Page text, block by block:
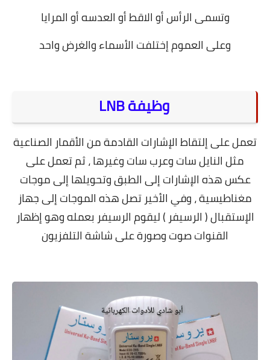
وتسمى الرأس أو الاقط أو العدسه أو المرايا
وعلى العموم إختلفت الأسماء والغرض واحد
وظيفة LNB
تعمل على إلتقاط الإشارات القادمة من الأقمار الصناعية
مثل النايل سات وعرب سات وغيرها ، ثم تعمل على
عكس هذه الإشارات إلى الطبق وتحويلها إلى موجات
مغناطيسية ، وفي الأخير تصل هذه الموجات إلى جهاز
الإستقبال ( الرسيفر ) ليقوم الرسيفر بعمله وهو إظهار
القنوات صوت وصورة على شاشة التلفزيون